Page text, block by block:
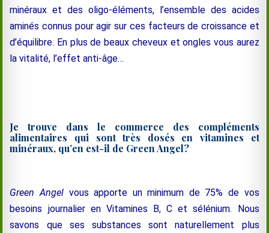
minéraux et des oligo-éléments, l’ensemble des acides
aminés connus pour agir sur ces facteurs de croissance et
d’équilibre. En plus de beaux cheveux et ongles vous aurez
la vitalité, l’effet anti-âge…
Je trouve dans le commerce des compléments
alimentaires qui sont très dosés en vitamines et
minéraux, qu’en est-il de Green Angel?
Green Angel vous apporte un minimum de 75% de vos
besoins journalier en Vitamines B, C et sélénium. Nous
savons que ses substances sont naturellement plus